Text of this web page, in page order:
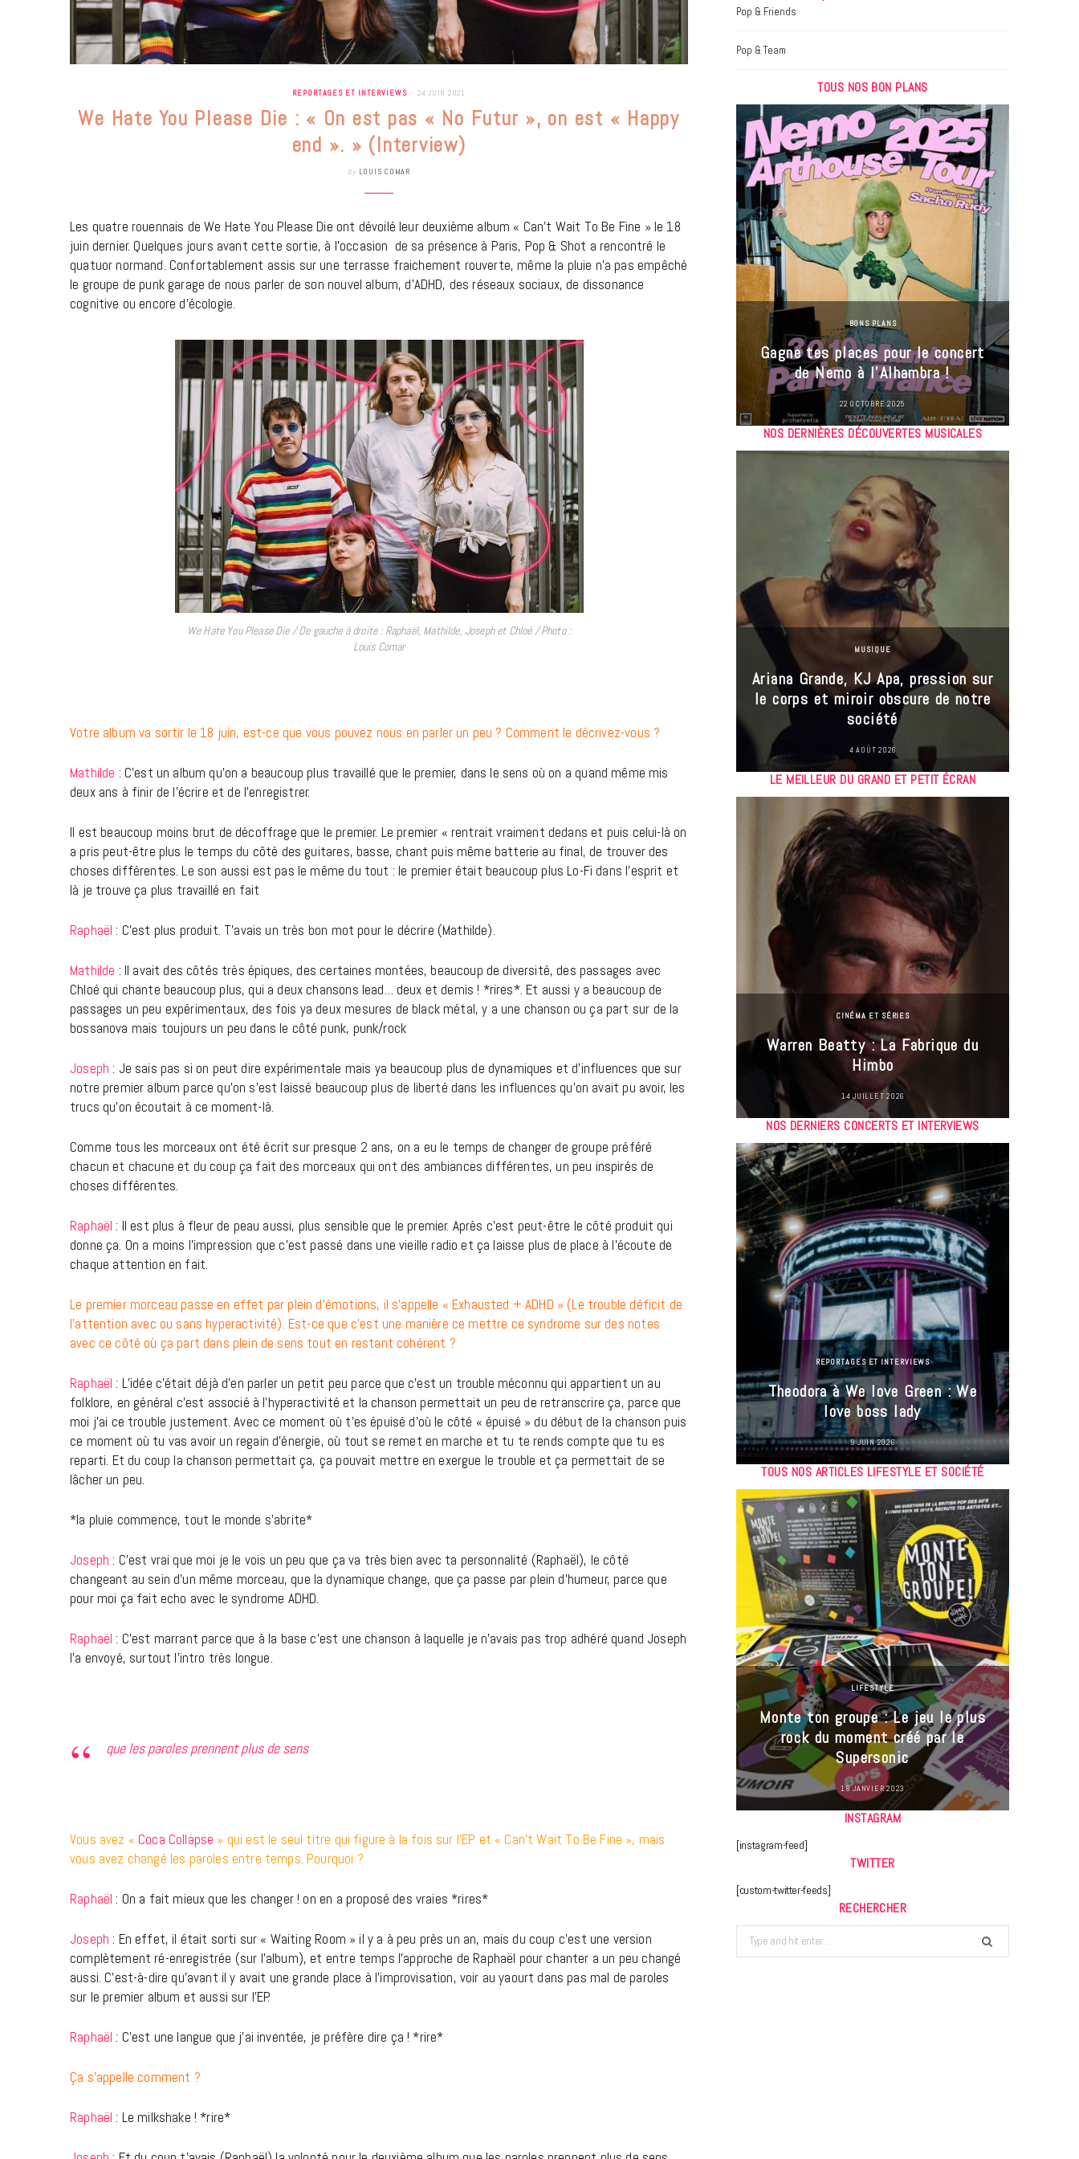
REPORTAGES ET INTERVIEWS 24 JUIN 2021
We Hate You Please Die : « On est pas « No Futur », on est « Happy
end ». » (Interview)
by LOUIS COMAR
Les quatre rouennais de We Hate You Please Die ont dévoilé leur deuxième album « Can’t Wait To Be Fine » le 18
juin dernier. Quelques jours avant cette sortie, à l’occasion de sa présence à Paris, Pop & Shot a rencontré le
quatuor normand. Confortablement assis sur une terrasse fraichement rouverte, même la pluie n’a pas empêché
le groupe de punk garage de nous parler de son nouvel album, d’ADHD, des réseaux sociaux, de dissonance
cognitive ou encore d’écologie.
We Hate You Please Die / De gauche à droite : Raphaël, Mathilde, Joseph et Chloé / Photo :
Louis Comar
Votre album va sortir le 18 juin, est-ce que vous pouvez nous en parler un peu ? Comment le décrivez-vous ?
Mathilde : C’est un album qu’on a beaucoup plus travaillé que le premier, dans le sens où on a quand même mis
deux ans à finir de l’écrire et de l’enregistrer.
Il est beaucoup moins brut de décoffrage que le premier. Le premier « rentrait vraiment dedans et puis celui-là on
a pris peut-être plus le temps du côté des guitares, basse, chant puis même batterie au final, de trouver des
choses différentes. Le son aussi est pas le même du tout : le premier était beaucoup plus Lo-Fi dans l’esprit et
là je trouve ça plus travaillé en fait
Raphaël : C’est plus produit. T’avais un très bon mot pour le décrire (Mathilde).
Mathilde : Il avait des côtés très épiques, des certaines montées, beaucoup de diversité, des passages avec
Chloé qui chante beaucoup plus, qui a deux chansons lead… deux et demis ! *rires*. Et aussi y a beaucoup de
passages un peu expérimentaux, des fois ya deux mesures de black métal, y a une chanson ou ça part sur de la
bossanova mais toujours un peu dans le côté punk, punk/rock
Joseph : Je sais pas si on peut dire expérimentale mais ya beaucoup plus de dynamiques et d’influences que sur
notre premier album parce qu’on s’est laissé beaucoup plus de liberté dans les influences qu’on avait pu avoir, les
trucs qu’on écoutait à ce moment-là.
Comme tous les morceaux ont été écrit sur presque 2 ans, on a eu le temps de changer de groupe préféré
chacun et chacune et du coup ça fait des morceaux qui ont des ambiances différentes, un peu inspirés de
choses différentes.
Raphaël : Il est plus à fleur de peau aussi, plus sensible que le premier. Après c’est peut-être le côté produit qui
donne ça. On a moins l’impression que c’est passé dans une vieille radio et ça laisse plus de place à l’écoute de
chaque attention en fait.
Le premier morceau passe en effet par plein d’émotions, il s’appelle « Exhausted + ADHD » (Le trouble déficit de
l’attention avec ou sans hyperactivité). Est-ce que c’est une manière ce mettre ce syndrome sur des notes
avec ce côté où ça part dans plein de sens tout en restant cohérent ?
Raphaël : L’idée c’était déjà d’en parler un petit peu parce que c’est un trouble méconnu qui appartient un au
folklore, en général c’est associé à l’hyperactivité et la chanson permettait un peu de retranscrire ça, parce que
moi j’ai ce trouble justement. Avec ce moment où t’es épuisé d’où le côté « épuisé » du début de la chanson puis
ce moment où tu vas avoir un regain d’énergie, où tout se remet en marche et tu te rends compte que tu es
reparti. Et du coup la chanson permettait ça, ça pouvait mettre en exergue le trouble et ça permettait de se
lâcher un peu.
*la pluie commence, tout le monde s’abrite*
Joseph : C’est vrai que moi je le vois un peu que ça va très bien avec ta personnalité (Raphaël), le côté
changeant au sein d’un même morceau, que la dynamique change, que ça passe par plein d’humeur, parce que
pour moi ça fait echo avec le syndrome ADHD.
Raphaël : C’est marrant parce que à la base c’est une chanson à laquelle je n’avais pas trop adhéré quand Joseph
l’a envoyé, surtout l’intro très longue.
que les paroles prennent plus de sens
Vous avez « Coca Collapse » qui est le seul titre qui figure à la fois sur l’EP et « Can’t Wait To Be Fine », mais
vous avez changé les paroles entre temps. Pourquoi ?
Raphaël : On a fait mieux que les changer ! on en a proposé des vraies *rires*
Joseph : En effet, il était sorti sur « Waiting Room » il y a à peu près un an, mais du coup c’est une version
complètement ré-enregistrée (sur l’album), et entre temps l’approche de Raphaël pour chanter a un peu changé
aussi. C’est-à-dire qu’avant il y avait une grande place à l’improvisation, voir au yaourt dans pas mal de paroles
sur le premier album et aussi sur l’EP.
Raphaël : C’est une langue que j’ai inventée, je préfère dire ça ! *rire*
Ça s’appelle comment ?
Raphaël : Le milkshake ! *rire*
Pop & Friends
Pop & Team
TOUS NOS BON PLANS
concerts, expos, kart, aéroplume…
à la Cité des Sciences
14 DÉCEMBRE 2022
BONS PLANS
Gagne tes places pour le concert
de Nemo à l’Alhambra !
22 OCTOBRE 2025
NOS DERNIÈRES DÉCOUVERTES MUSICALES
MUSIQUE
Ariana Grande, KJ Apa, pression sur
le corps et miroir obscure de notre
société
4 AOÛT 2026
LE MEILLEUR DU GRAND ET PETIT ÉCRAN
CINÉMA ET SÉRIES
de Steven Spielberg
9 JUIN 2026
CINÉMA ET SÉRIES
Warren Beatty : La Fabrique du
Himbo
14 JUILLET 2026
NOS DERNIERS CONCERTS ET INTERVIEWS
We Love Green se met au vert sur
la Montagne de Gorillaz
7 JUIN 2026
REPORTAGES ET INTERVIEWS
Theodora à We love Green : We
love boss lady
9 JUIN 2026
TOUS NOS ARTICLES LIFESTYLE ET SOCIÉTÉ
LIFESTYLE
Monte ton groupe : Le jeu le plus
rock du moment créé par le
Supersonic
18 JANVIER 2023
INSTAGRAM
[instagram-feed]
TWITTER
[custom-twitter-feeds]
RECHERCHER
Search
for: